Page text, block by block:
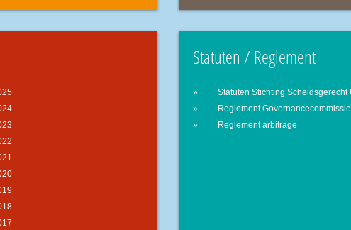
Statuten / Reglement
Reglement Governancecommissie
Reglement arbitrage